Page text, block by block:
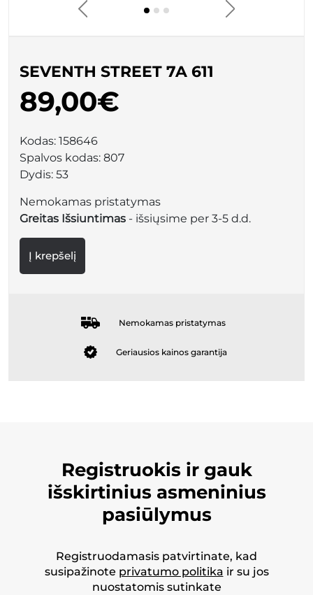
SEVENTH STREET 7A 611
89,00€
Kodas: 158646
Spalvos kodas: 807
Dydis: 53
Nemokamas pristatymas
Greitas Išsiuntimas - išsiųsime per 3-5 d.d.
Į krepšelį
Nemokamas pristatymas
Geriausios kainos garantija
Registruokis ir gauk
išskirtinius asmeninius
pasiūlymus
Registruodamasis patvirtinate, kad
susipažinote privatumo politika ir su jos
nuostatomis sutinkate